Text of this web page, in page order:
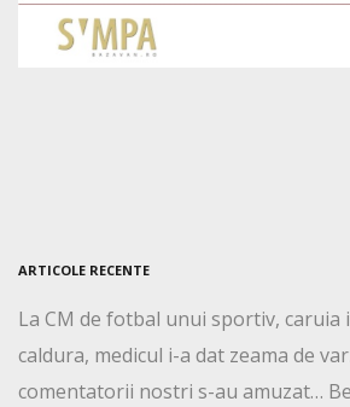
ARTICOLE RECENTE
La CM de fotbal unui sportiv, caruia
caldura, medicul i-a dat zeama de
comentatorii nostri s-au amuzat…